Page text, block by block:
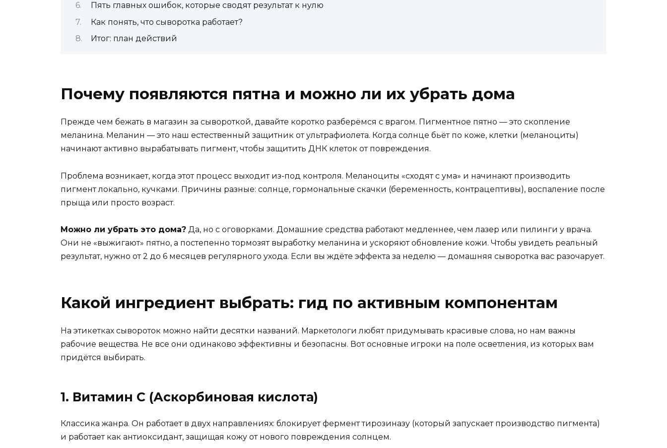
Пять главных ошибок, которые сводят результат к нулю
Как понять, что сыворотка работает?
Итог: план действий
Почему появляются пятна и можно ли их убрать дома
Прежде чем бежать в магазин за сывороткой, давайте коротко разберёмся с врагом. Пигментное пятно — это скопление
меланина. Меланин — это наш естественный защитник от ультрафиолета. Когда солнце бьёт по коже, клетки (меланоциты)
начинают активно вырабатывать пигмент, чтобы защитить ДНК клеток от повреждения.
Проблема возникает, когда этот процесс выходит из-под контроля. Меланоциты «сходят с ума» и начинают производить
пигмент локально, кучками. Причины разные: солнце, гормональные скачки (беременность, контрацептивы), воспаление после
прыща или просто возраст.
Можно ли убрать это дома? Да, но с оговорками. Домашние средства работают медленнее, чем лазер или пилинги у врача.
Они не «выжигают» пятно, а постепенно тормозят выработку меланина и ускоряют обновление кожи. Чтобы увидеть реальный
результат, нужно от 2 до 6 месяцев регулярного ухода. Если вы ждёте эффекта за неделю — домашняя сыворотка вас разочарует.
Какой ингредиент выбрать: гид по активным компонентам
На этикетках сывороток можно найти десятки названий. Маркетологи любят придумывать красивые слова, но нам важны
рабочие вещества. Не все они одинаково эффективны и безопасны. Вот основные игроки на поле осветления, из которых вам
придётся выбирать.
1. Витамин С (Аскорбиновая кислота)
Классика жанра. Он работает в двух направлениях: блокирует фермент тирозиназу (который запускает производство пигмента)
и работает как антиоксидант, защищая кожу от нового повреждения солнцем.